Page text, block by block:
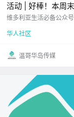
活动 | 好棒！本周
节、音乐节、露天
维多利亚生活必备公众号 点击 我在维多利亚 关
啦！ 维多利亚和周边的
华人社区
温哥华岛传媒